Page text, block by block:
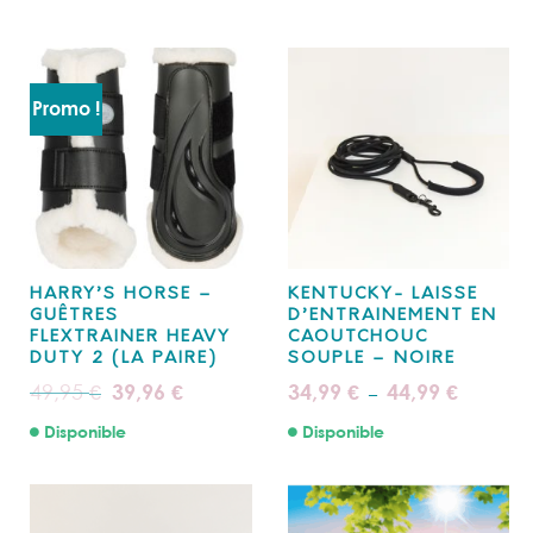
Promo !
HARRY’S HORSE –
GUÊTRES
FLEXTRAINER HEAVY
DUTY 2 (LA PAIRE)
49,95€ Le
prix
était :
39,96€Le
prix
Disponible
KENTUCKY- LAISSE
D’ENTRAINEMENT EN
CAOUTCHOUC
SOUPLE – NOIRE
34,99 € – 44,99 €Plage
de
Disponible